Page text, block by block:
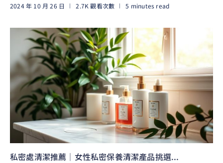
2024 年 10 月 26 日 2.7K 觀看次數
5 minutes read
私密處清潔推薦｜女性私密保養清潔產品挑選...